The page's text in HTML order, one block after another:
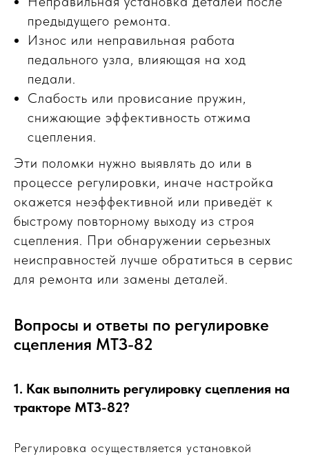
предыдущего ремонта.
Износ или неправильная работа
педального узла, влияющая на ход
педали.
Слабость или провисание пружин,
снижающие эффективность отжима
сцепления.
Эти поломки нужно выявлять до или в
процессе регулировки, иначе настройка
окажется неэффективной или приведёт к
быстрому повторному выходу из строя
сцепления. При обнаружении серьезных
неисправностей лучше обратиться в сервис
для ремонта или замены деталей.
Вопросы и ответы по регулировке
сцепления МТЗ-82
1. Как выполнить регулировку сцепления на
тракторе МТЗ-82?
Регулировка осуществляется установкой